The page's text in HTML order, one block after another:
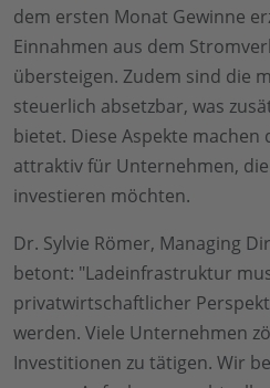
dem ersten Monat Gewinne
Einnahmen aus dem
übersteigen. Zudem sind die
steuerlich absetzbar, was
bietet. Diese Aspekte machen
attraktiv für Unternehmen,
investieren möchten.
Dr. Sylvie Römer, Managing
betont: "Ladeinfrastruktur
privatwirtschaftlicher
werden. Viele Unternehmen
Investitionen zu tätigen. Wir